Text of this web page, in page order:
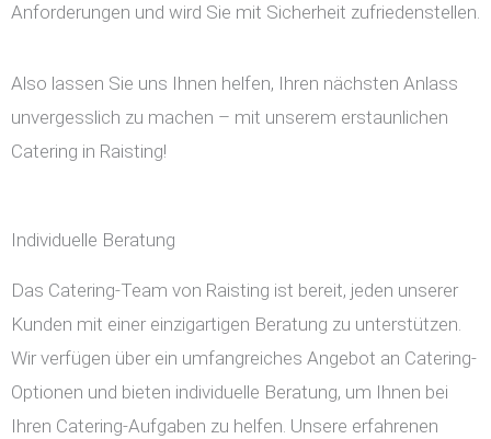
Anforderungen und wird Sie mit Sicherheit zufriedenstellen.
Also lassen Sie uns Ihnen helfen, Ihren nächsten Anlass
unvergesslich zu machen – mit unserem erstaunlichen
Catering in Raisting!
Individuelle Beratung
Das Catering-Team von Raisting ist bereit, jeden unserer
Kunden mit einer einzigartigen Beratung zu unterstützen.
Wir verfügen über ein umfangreiches Angebot an Catering-
Optionen und bieten individuelle Beratung, um Ihnen bei
Ihren Catering-Aufgaben zu helfen. Unsere erfahrenen